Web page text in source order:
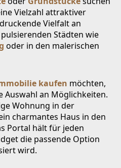
Vielzahl attraktiver
Vielfalt an
Städten wie
oder in den malerischen
kaufen möchten,
Auswahl an Möglichkeiten.
Wohnung in der
charmantes Haus in den
Portal hält für jeden
die passende Option
wird.